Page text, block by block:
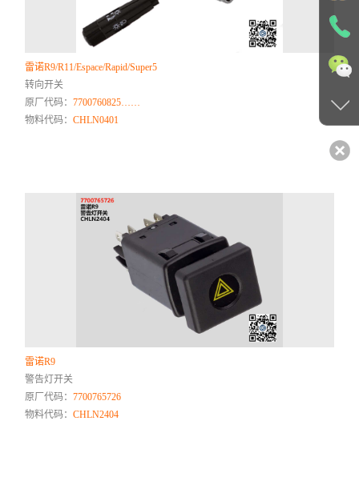
雷诺R9/R11/Espace/Rapid/Super5
转向开关
原厂代码：7700760825……
物料代码：CHLN0401
雷诺R9
警告灯开关
原厂代码：7700765726
物料代码：CHLN2404